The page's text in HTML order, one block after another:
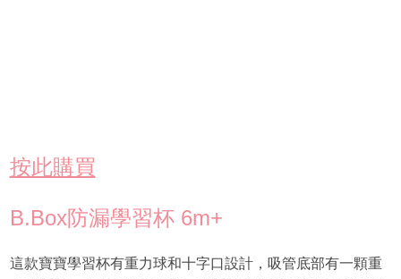
按此購買
B.Box防漏學習杯 6m+
這款寶寶學習杯有重力球和十字口設計，吸管底部有一顆重